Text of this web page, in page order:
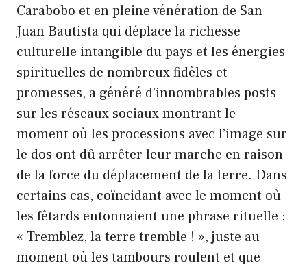
Carabobo et en pleine vénération de San
Juan Bautista qui déplace la richesse
culturelle intangible du pays et les énergies
spirituelles de nombreux fidèles et
promesses, a généré d’innombrables posts
sur les réseaux sociaux montrant le
moment où les processions avec l’image sur
le dos ont dû arrêter leur marche en raison
de la force du déplacement de la terre. Dans
certains cas, coïncidant avec le moment où
les fêtards entonnaient une phrase rituelle :
« Tremblez, la terre tremble ! », juste au
moment où les tambours roulent et que